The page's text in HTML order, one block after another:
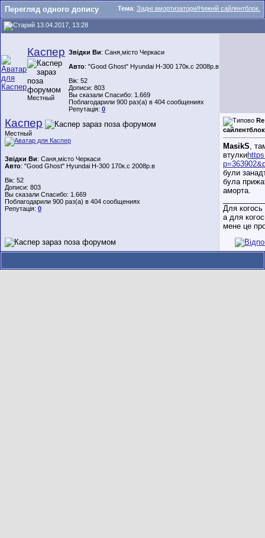
Тема: Задні амортизатори/Нижній сайлентблок.
Перегляд одного допису
13.04.2017, 13:28
Каспер
Местный
Звідки Ви: Саня,місто Черкаси
Авто: "Good Ghost" Hyundai H-300 170к.с 2008р.в
Вік: 52
Дописи: 803
Вы сказали Спасибо: 1.669
Поблагодарили 900 раз(а) в 404 сообщениях
Репутація: 0
Каспер
Местный
Звідки Ви: Саня,місто Черкаси
Авто: "Good Ghost" Hyundai H-300 170к.с 2008р.в
Вік: 52
Дописи: 803
Вы сказали Спасибо: 1.669
Поблагодарили 900 раз(а) в 404 сообщениях
Репутація: 0
MasikS,
втулки
були
була
аморта.
Для когось
а для
мене це